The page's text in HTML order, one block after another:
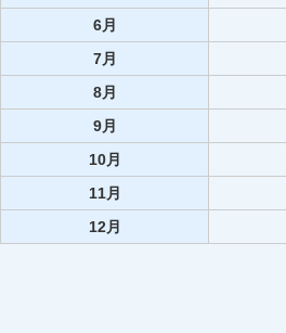
6月
7月
8月
9月
10月
11月
12月